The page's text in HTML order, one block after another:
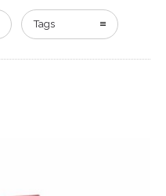
Tags